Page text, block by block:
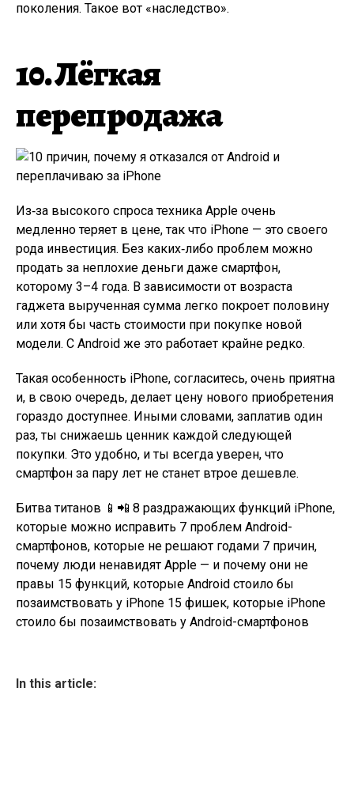
поколения. Такое вот «наследство».
10. Лёгкая
перепродажа
Из‑за высокого спроса техника Apple очень
медленно теряет в цене, так что iPhone — это своего
рода инвестиция. Без каких‑либо проблем можно
продать за неплохие деньги даже смартфон,
которому 3–4 года. В зависимости от возраста
гаджета вырученная сумма легко покроет половину
или хотя бы часть стоимости при покупке новой
модели. С Android же это работает крайне редко.
Такая особенность iPhone, согласитесь, очень приятна
и, в свою очередь, делает цену нового приобретения
гораздо доступнее. Иными словами, заплатив один
раз, ты снижаешь ценник каждой следующей
покупки. Это удобно, и ты всегда уверен, что
смартфон за пару лет не станет втрое дешевле.
Битва титанов 📱📲 8 раздражающих функций iPhone,
которые можно исправить 7 проблем Android-
смартфонов, которые не решают годами 7 причин,
почему люди ненавидят Apple — и почему они не
правы 15 функций, которые Android стоило бы
позаимствовать у iPhone 15 фишек, которые iPhone
стоило бы позаимствовать у Android-смартфонов
In this article: